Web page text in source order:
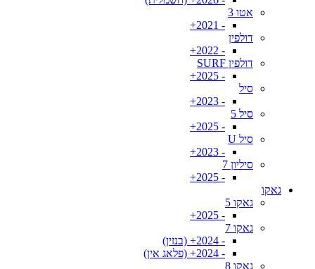
אטו 3
- 2021+
דולפין
- 2022+
דולפין SURF
- 2025+
סיל
- 2023+
סיל 5
- 2025+
סיל U
- 2023+
סיליון 7
- 2025+
גאקו
גאקו 5
- 2025+
גאקו 7
- 2024+ (בנזין)
- 2024+ (פלאג אין)
גאקו 8